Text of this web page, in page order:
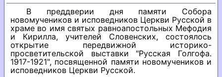
В преддверии дня памяти Собора
новомучеников и исповедников Церкви Русской в
храме во имя святых равноапостольных Мефодия
и Кирилла, учителей Словенских, состоялось
открытие передвижной историко-
просветительской выставки "Русская Голгофа.
1917-1921", посвященной памяти новомучеников и
исповедников Церкви Русской.